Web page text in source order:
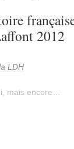
2012
LDH
mais encore…